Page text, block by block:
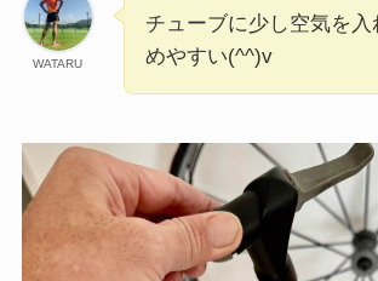
WATARU
チューブに少し空気を入
めやすい(^^)v